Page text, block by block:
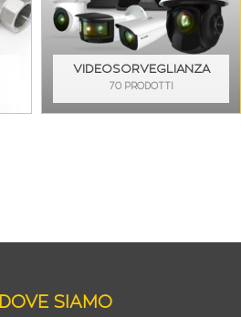
VIDEOSORVEGLIANZA
70 PRODOTTI
DOVE SIAMO